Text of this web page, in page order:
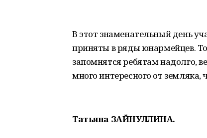
В этот знаменательный день
приняты в ряды юнармейцев.
запомнятся ребятам надолго,
много интересного от
Татьяна ЗАЙНУЛЛИНА.